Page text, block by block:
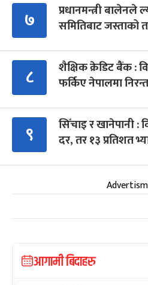
७
प्रधानमन्त्री
समितिबाट जस्ताको
८
शैक्षिक क्रेडिट बैंक :
फर्किए नेपालमा
९
सिँचाइ र खानेपानी
दर, तर १३ प्रतिशत
आगामी बिदाहरु